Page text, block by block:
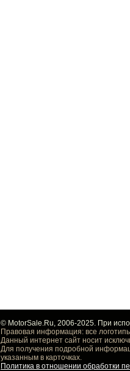
© MotorSale.Ru, 2006-2025. При
Правовая информация: все
Данный интернет сайт носит
Для получения подробной
указанным в карточках.
Политика в отношении обработки